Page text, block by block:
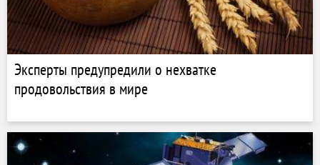
Эксперты предупредили о нехватке
продовольствия в мире